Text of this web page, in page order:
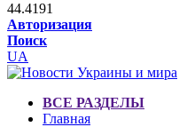
44.4191
Авторизация
Поиск
UA
ВСЕ РАЗДЕЛЫ
Главная